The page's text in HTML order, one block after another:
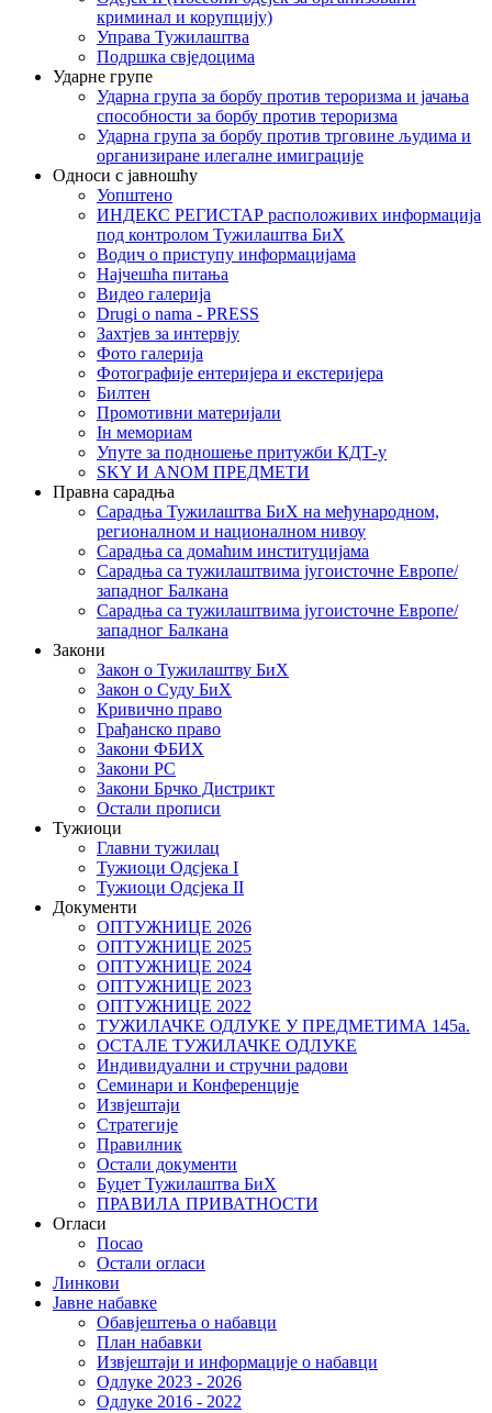
криминал и корупцију)
Управа Тужилаштва
Подршка свједоцима
Ударне групе
Ударна група за борбу против тероризма и јачања
способности за борбу против тероризма
Ударна група за борбу против трговине људима и
организиране илегалне имиграције
Односи с јавношћу
Уопштено
ИНДЕКС РЕГИСТАР расположивих информација
под контролом Тужилаштва БиХ
Водич о приступу информацијама
Најчешћа питања
Видео галерија
Drugi o nama - PRESS
Захтјев за интервју
Фото галерија
Фотографије ентеријера и екстеријера
Билтен
Промотивни материјали
Iн мемориам
Упуте за подношење притужби КДТ-у
SKY И ANOM ПРЕДМЕТИ
Правна сарадња
Сарадња Тужилаштва БиХ на међународном,
регионалном и националном нивоу
Сарадња са домаћим институцијама
Сарадња са тужилаштвима југоисточне Европе/
западног Балкана
Сарадња са тужилаштвима југоисточне Европе/
западног Балкана
Закони
Закон о Тужилаштву БиХ
Закон о Суду БиХ
Кривично право
Грађанско право
Закони ФБИХ
Закони РС
Закони Брчко Дистрикт
Остали прописи
Тужиоци
Главни тужилац
Тужиоци Oдсјекa I
Тужиоци Oдсјекa II
Документи
ОПТУЖНИЦЕ 2026
ОПТУЖНИЦЕ 2025
ОПТУЖНИЦЕ 2024
ОПТУЖНИЦЕ 2023
ОПТУЖНИЦЕ 2022
ТУЖИЛАЧКЕ ОДЛУКЕ У ПРЕДМЕТИМА 145а.
ОСТАЛЕ ТУЖИЛАЧКЕ ОДЛУКЕ
Индивидуални и стручни радови
Семинари и Конференције
Извјештаји
Стратегије
Правилник
Остали документи
Буџет Тужилаштва БиХ
ПРАВИЛА ПРИВАТНОСТИ
Огласи
Посао
Остали огласи
Линкови
Јавне набавке
Обавјештења о набавци
План набавки
Извјештаји и информације о набавци
Одлуке 2023 - 2026
Одлуке 2016 - 2022